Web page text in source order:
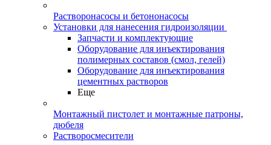
Растворонасосы и бетононасосы
Установки для нанесения гидроизоляции
Запчасти и комплектующие
Оборудование для инъектирования
полимерных составов (смол, гелей)
Оборудование для инъектирования
цементных растворов
Еще
Монтажный пистолет и монтажные патроны,
дюбеля
Растворосмесители